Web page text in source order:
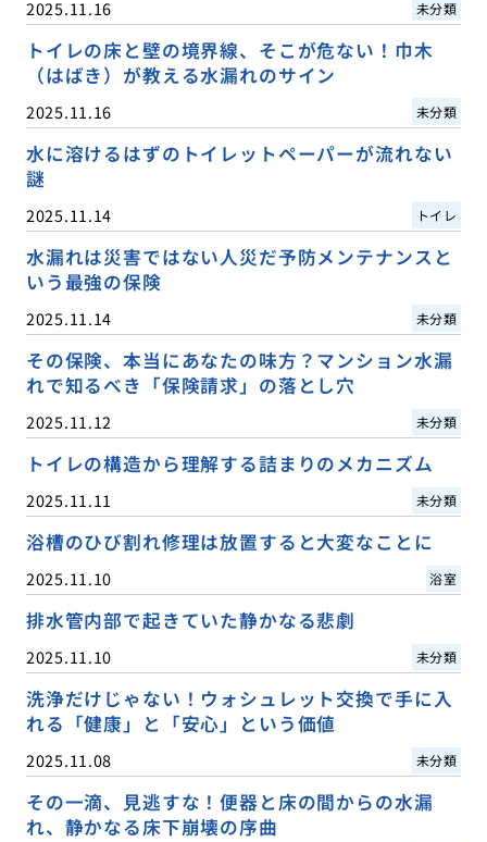
2025.11.16 未分類
トイレの床と壁の境界線、そこが危ない！巾木
（はばき）が教える水漏れのサイン
2025.11.16 未分類
水に溶けるはずのトイレットペーパーが流れない
謎
2025.11.14 トイレ
水漏れは災害ではない人災だ予防メンテナンスと
いう最強の保険
2025.11.14 未分類
その保険、本当にあなたの味方？マンション水漏
れで知るべき「保険請求」の落とし穴
2025.11.12 未分類
トイレの構造から理解する詰まりのメカニズム
2025.11.11 未分類
浴槽のひび割れ修理は放置すると大変なことに
2025.11.10 浴室
排水管内部で起きていた静かなる悲劇
2025.11.10 未分類
洗浄だけじゃない！ウォシュレット交換で手に入
れる「健康」と「安心」という価値
2025.11.08 未分類
その一滴、見逃すな！便器と床の間からの水漏
れ、静かなる床下崩壊の序曲